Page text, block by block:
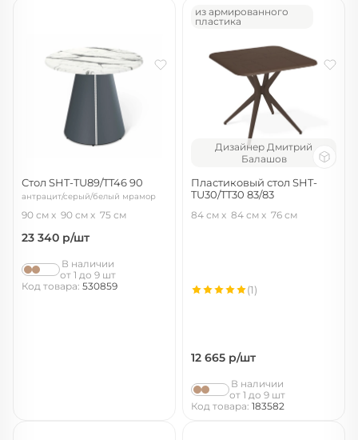
Стол SHT-TU89/TT46 90
антрацит/серый/белый мрамор
90 см 90 см 75 см
23 340 р/шт
В наличии
от 1 до 9 шт
Код товара: 530859
из армированного
пластика
Дизайнер Дмитрий
Балашов
Пластиковый стол SHT-
TU30/TT30 83/83
коричневый/коричневый
84 см 84 см 76 см
12 665 р/шт
(1)
В наличии
от 1 до 9 шт
Код товара: 183582